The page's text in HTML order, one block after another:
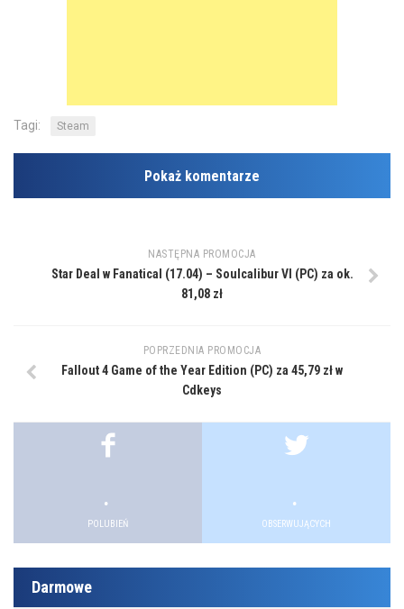
Tagi: Steam
Pokaż komentarze
NASTĘPNA PROMOCJA
Star Deal w Fanatical (17.04) – Soulcalibur VI (PC) za ok.
81,08 zł
POPRZEDNIA PROMOCJA
Fallout 4 Game of the Year Edition (PC) za 45,79 zł w
Cdkeys
..
POLUBIEŃ
.
OBSERWUJĄCYCH
Darmowe